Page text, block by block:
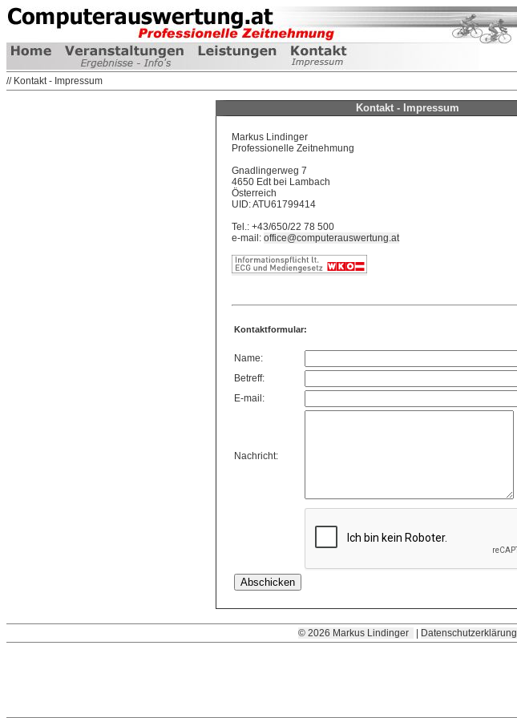
// Kontakt - Impressum
Kontakt - Impressum
Markus Lindinger
Professionelle Zeitnehmung
Gnadlingerweg 7
4650 Edt bei Lambach
Österreich
UID: ATU61799414
Tel.: +43/650/22 78 500
e-mail: office@computerauswertung.at
Kontaktformular:
Name:
Betreff:
E-mail:
Nachricht:
© 2026 Markus Lindinger Datenschutzerklärung